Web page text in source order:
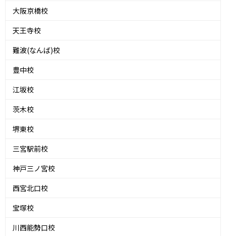
大阪京橋校
天王寺校
難波(なんば)校
豊中校
江坂校
茨木校
堺東校
三宮駅前校
神戸三ノ宮校
西宮北口校
宝塚校
川西能勢口校